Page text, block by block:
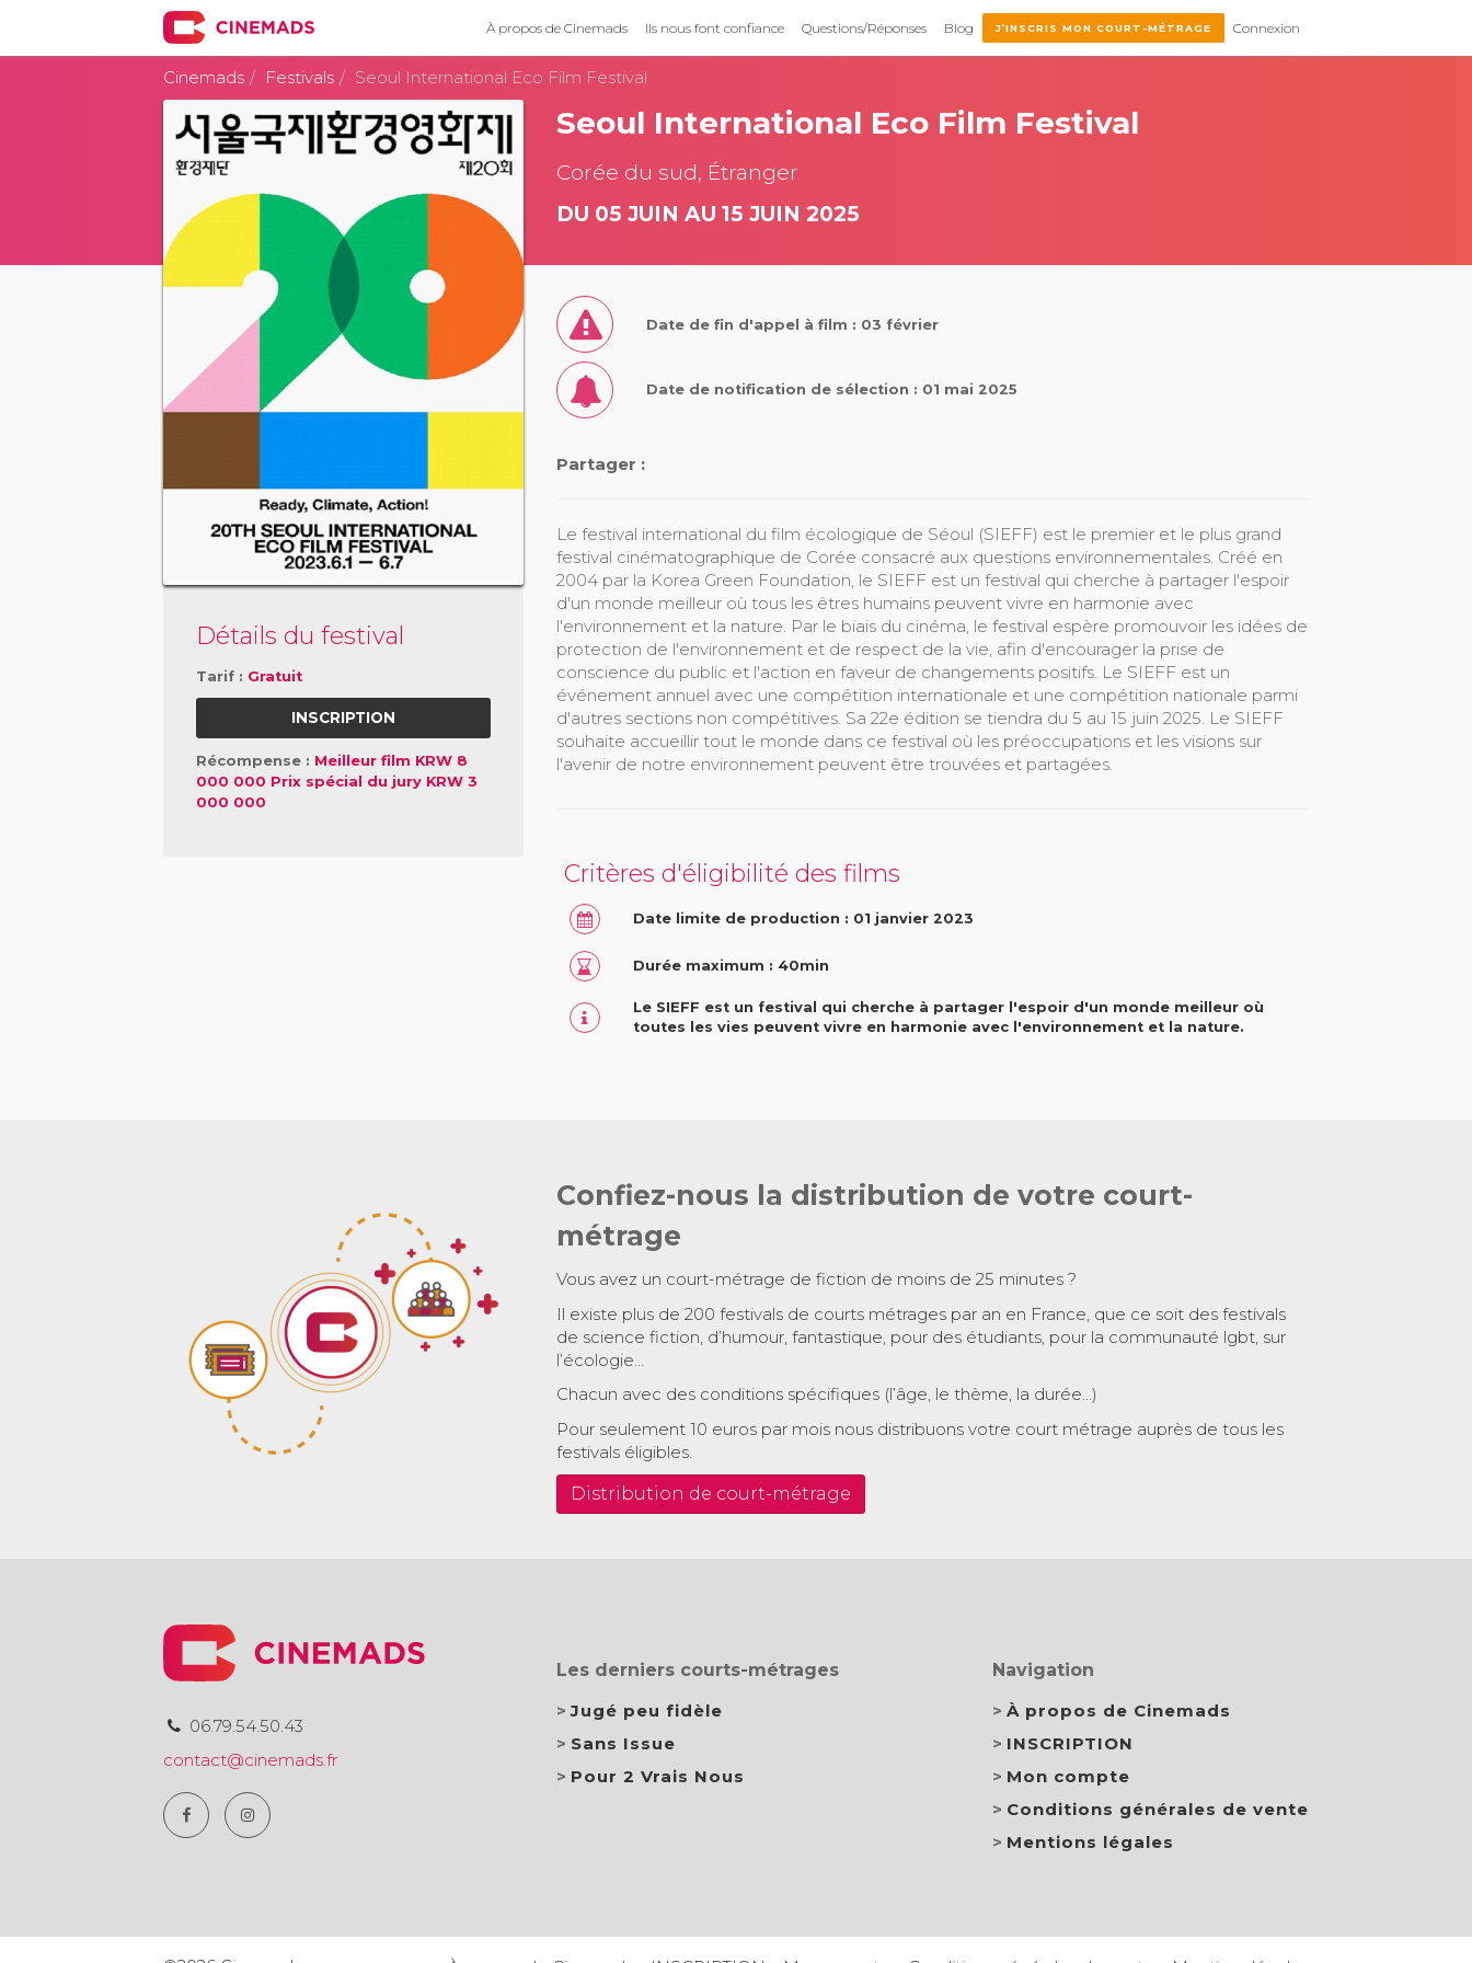
À propos de Cinemads Ils nous font confiance Questions/Réponses Blog J’INSCRIS MON COURT-MÉTRAGE Connexion
Cinemads Festivals Seoul International Eco Film Festival
Détails du festival
Tarif : Gratuit
INSCRIPTION
Récompense : Meilleur film KRW 8
000 000 Prix spécial du jury KRW 3
000 000
Seoul International Eco Film Festival
Corée du sud, Étranger
DU 05 JUIN AU 15 JUIN 2025
Date de fin d'appel à film : 03 février
Date de notification de sélection : 01 mai 2025
Partager :
Le festival international du film écologique de Séoul (SIEFF) est le premier et le plus grand
festival cinématographique de Corée consacré aux questions environnementales. Créé en
2004 par la Korea Green Foundation, le SIEFF est un festival qui cherche à partager l'espoir
d'un monde meilleur où tous les êtres humains peuvent vivre en harmonie avec
l'environnement et la nature. Par le biais du cinéma, le festival espère promouvoir les idées de
protection de l'environnement et de respect de la vie, afin d'encourager la prise de
conscience du public et l'action en faveur de changements positifs. Le SIEFF est un
événement annuel avec une compétition internationale et une compétition nationale parmi
d'autres sections non compétitives. Sa 22e édition se tiendra du 5 au 15 juin 2025. Le SIEFF
souhaite accueillir tout le monde dans ce festival où les préoccupations et les visions sur
l'avenir de notre environnement peuvent être trouvées et partagées.
Critères d'éligibilité des films
Date limite de production : 01 janvier 2023
Durée maximum : 40min
Le SIEFF est un festival qui cherche à partager l'espoir d'un monde meilleur où
toutes les vies peuvent vivre en harmonie avec l'environnement et la nature.
Confiez-nous la distribution de votre court-
métrage
Vous avez un court-métrage de fiction de moins de 25 minutes ?
Il existe plus de 200 festivals de courts métrages par an en France, que ce soit des festivals
de science fiction, d’humour, fantastique, pour des étudiants, pour la communauté lgbt, sur
l’écologie…
Chacun avec des conditions spécifiques (l’âge, le thème, la durée…)
Pour seulement 10 euros par mois nous distribuons votre court métrage auprès de tous les
festivals éligibles.
Distribution de court-métrage
06.79.54.50.43
contact@cinemads.fr
Les derniers courts-métrages
Jugé peu fidèle
Sans Issue
Pour 2 Vrais Nous
Navigation
À propos de Cinemads
INSCRIPTION
Mon compte
Conditions générales de vente
Mentions légales